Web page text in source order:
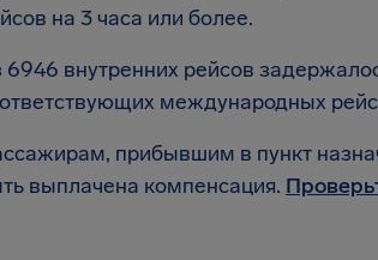
на 3 часа или более.
6946 внутренних рейсов
международных
прибывшим в пункт
выплачена компенсация.